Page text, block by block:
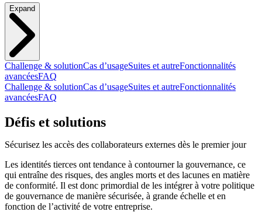
Expand
Challenge & solutionCas d’usageSuites et autreFonctionnalités
avancéesFAQ
Challenge & solutionCas d’usageSuites et autreFonctionnalités
avancéesFAQ
Défis et solutions
Sécurisez les accès des collaborateurs externes dès le premier jour
Les identités tierces ont tendance à contourner la gouvernance, ce
qui entraîne des risques, des angles morts et des lacunes en matière
de conformité. Il est donc primordial de les intégrer à votre politique
de gouvernance de manière sécurisée, à grande échelle et en
fonction de l’activité de votre entreprise.